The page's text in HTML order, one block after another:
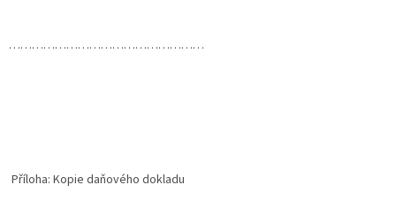
……………………………………………
Příloha: Kopie daňového dokladu